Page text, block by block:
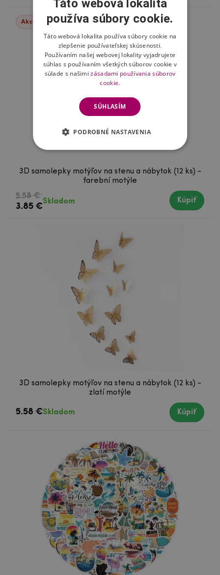
Akcie -31%
3D samolepky motýľov na stenu a nábytok (12 ks) -
farební motýle
5.58 €
3.85 €
Skladom Kúpiť
3D samolepky motýľov na stenu a nábytok (12 ks) -
zlatí motýle
5.58 €Skladom Kúpiť
Táto webová lokalita
používa súbory cookie.
Táto webová lokalita používa súbory cookie na
zlepšenie používateľskej skúsenosti.
Používaním našej webovej lokality vyjadrujete
súhlas s používaním všetkých súborov cookie v
súlade s našimizásadami používania súborov
cookie.
SÚHLASÍM
PODROBNÉ NASTAVENIA